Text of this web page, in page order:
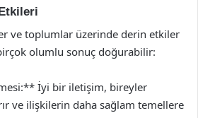
ve toplumlar üzerinde derin etkiler
olumlu sonuç doğurabilir:
İyi bir iletişim, bireyler
ve ilişkilerin daha sağlam temellere